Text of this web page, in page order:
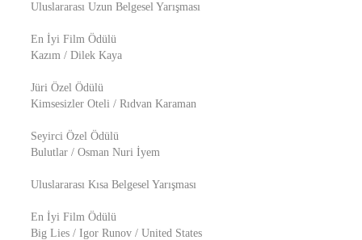
Uluslararası Uzun Belgesel Yarışması
En İyi Film Ödülü
Kazım / Dilek Kaya
Jüri Özel Ödülü
Kimsesizler Oteli / Rıdvan Karaman
Seyirci Özel Ödülü
Bulutlar / Osman Nuri İyem
Uluslararası Kısa Belgesel Yarışması
En İyi Film Ödülü
Big Lies / Igor Runov / United States